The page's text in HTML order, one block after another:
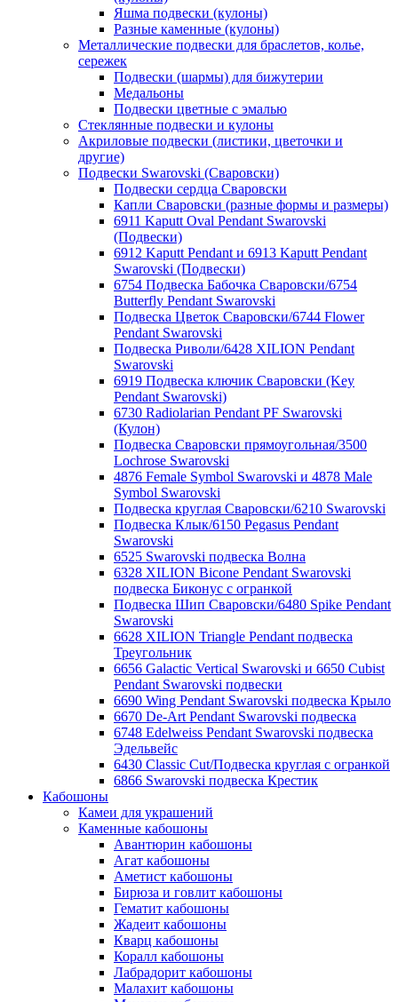
Яшма подвески (кулоны)
Разные каменные (кулоны)
Металлические подвески для браслетов, колье,
сережек
Подвески (шармы) для бижутерии
Медальоны
Подвески цветные с эмалью
Стеклянные подвески и кулоны
Акриловые подвески (листики, цветочки и
другие)
Подвески Swarovski (Сваровски)
Подвески сердца Сваровски
Капли Сваровски (разные формы и размеры)
6911 Kaputt Oval Pendant Swarovski
(Подвески)
6912 Kaputt Pendant и 6913 Kaputt Pendant
Swarovski (Подвески)
6754 Подвеска Бабочка Сваровски/6754
Butterfly Pendant Swarovski
Подвеска Цветок Сваровски/6744 Flower
Pendant Swarovski
Подвеска Риволи/6428 XILION Pendant
Swarovski
6919 Подвеска ключик Сваровски (Key
Pendant Swarovski)
6730 Radiolarian Pendant PF Swarovski
(Кулон)
Подвеска Сваровски прямоугольная/3500
Lochrose Swarovski
4876 Female Symbol Swarovski и 4878 Male
Symbol Swarovski
Подвеска круглая Сваровски/6210 Swarovski
Подвеска Клык/6150 Pegasus Pendant
Swarovski
6525 Swarovski подвеска Волна
6328 XILION Bicone Pendant Swarovski
подвеска Биконус c огранкой
Подвеска Шип Сваровски/6480 Spike Pendant
Swarovski
6628 XILION Triangle Pendant подвеска
Треугольник
6656 Galactic Vertical Swarovski и 6650 Cubist
Pendant Swarovski подвески
6690 Wing Pendant Swarovski подвеска Крыло
6670 De-Art Pendant Swarovski подвеска
6748 Edelweiss Pendant Swarovski подвеска
Эдельвейс
6430 Classic Cut/Подвеска круглая с огранкой
6866 Swarovski подвеска Крестик
Кабошоны
Камеи для украшений
Каменные кабошоны
Авантюрин кабошоны
Агат кабошоны
Аметист кабошоны
Бирюза и говлит кабошоны
Гематит кабошоны
Жадеит кабошоны
Кварц кабошоны
Коралл кабошоны
Лабрадорит кабошоны
Малахит кабошоны